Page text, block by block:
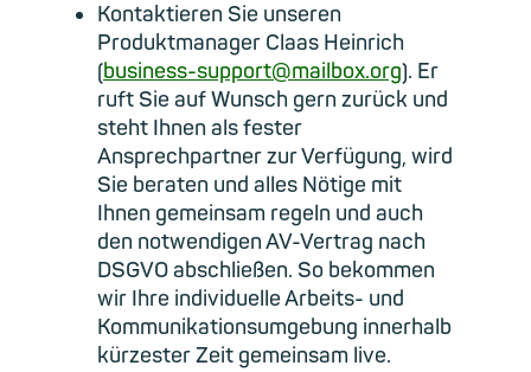
Kontaktieren Sie unseren
Produktmanager Claas Heinrich
(business-support@mailbox.org). Er
ruft Sie auf Wunsch gern zurück und
steht Ihnen als fester
Ansprechpartner zur Verfügung, wird
Sie beraten und alles Nötige mit
Ihnen gemeinsam regeln und auch
den notwendigen AV-Vertrag nach
DSGVO abschließen. So bekommen
wir Ihre individuelle Arbeits- und
Kommunikationsumgebung innerhalb
kürzester Zeit gemeinsam live.